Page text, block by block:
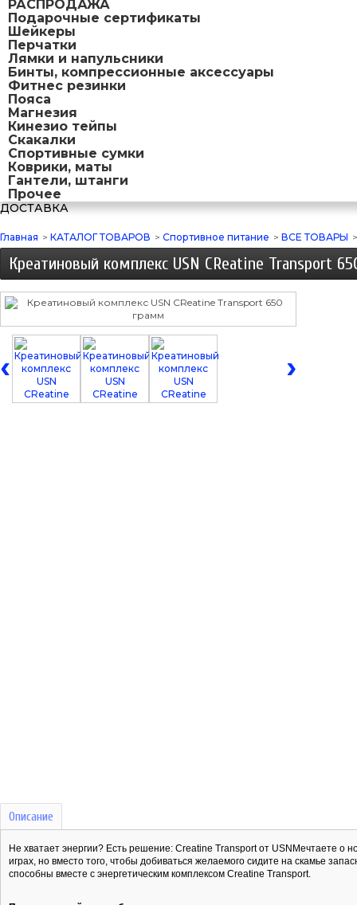
РАСПРОДАЖА
Подарочные сертификаты
Шейкеры
Перчатки
Лямки и напульсники
Бинты, компрессионные аксессуары
Фитнес резинки
Пояса
Магнезия
Кинезио тейпы
Скакалки
Спортивные сумки
Коврики, маты
Гантели, штанги
Прочее
ДОСТАВКА
Главная > КАТАЛОГ ТОВАРОВ > Спортивное питание > ВСЕ ТОВАРЫ >
Креатиновый комплекс USN CReatine Transport
‹ ›
Описание
Не хватает энергии? Есть решение: Creatine Transport от USNМечтаете о
играх, но вместо того, чтобы добиваться желаемого сидите на скамье
способны вместе с энергетическим комплексом Creatine Transport.